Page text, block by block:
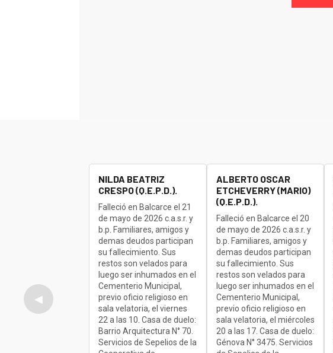
◀
NILDA BEATRIZ
CRESPO (Q.E.P.D.).
Falleció en Balcarce el 21
de mayo de 2026 c.a.s.r. y
b.p. Familiares, amigos y
demas deudos participan
su fallecimiento. Sus
restos son velados para
luego ser inhumados en el
Cementerio Municipal,
previo oficio religioso en
sala velatoria, el viernes
22 a las 10. Casa de duelo:
Barrio Arquitectura N° 70.
Servicios de Sepelios de la
ALBERTO OSCAR
ETCHEVERRY (MARIO)
(Q.E.P.D.).
Falleció en Balcarce el 20
de mayo de 2026 c.a.s.r. y
b.p. Familiares, amigos y
demas deudos participan
su fallecimiento. Sus
restos son velados para
luego ser inhumados en el
Cementerio Municipal,
previo oficio religioso en
sala velatoria, el miércoles
20 a las 17. Casa de duelo:
Génova N° 3475. Servicios